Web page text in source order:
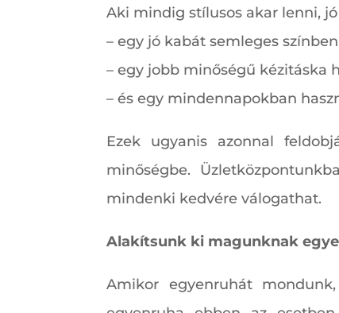
Aki mindig stílusos akar lenni,
– egy jó kabát semleges színben
– egy jobb minőségű kézitáska
– és egy mindennapokban
Ezek ugyanis azonnal
minőségbe.
mindenki kedvére válogathat.
Alakítsunk ki magunknak
Amikor egyenruhát